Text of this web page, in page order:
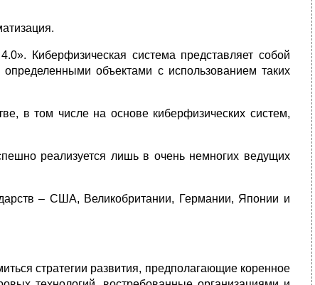
Киберфизическая система представляет собой
объектами с использованием таких
в том числе на основе киберфизических систем,
реализуется лишь в очень немногих ведущих
– США, Великобритании, Германии, Японии и
стратегии развития, предполагающие коренное